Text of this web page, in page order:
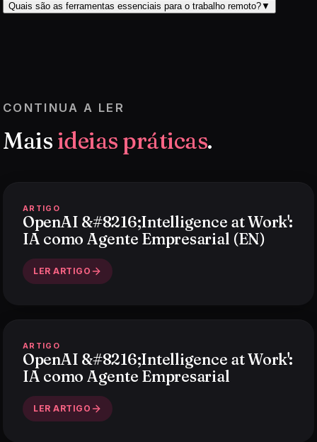
Quais são as ferramentas essenciais para o trabalho remoto?▼
CONTINUA A LER
Mais ideias práticas.
ARTIGO
OpenAI &#8216;Intelligence at Work':
IA como Agente Empresarial (EN)
LER ARTIGO
ARTIGO
OpenAI &#8216;Intelligence at Work':
IA como Agente Empresarial
LER ARTIGO